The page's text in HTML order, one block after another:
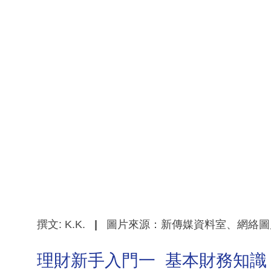
撰文: K.K. 圖片來源：新傳媒資料室、網絡
理財新手入門一 基本財務知識